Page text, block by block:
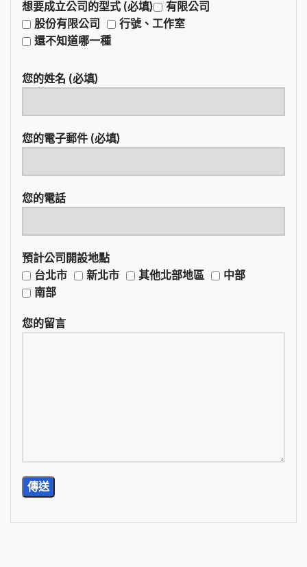
想要成立公司的型式 (必填)
有限公司
股份有限公司
行號、工作室
還不知道哪一種
您的姓名 (必填)
您的電子郵件 (必填)
您的電話
預計公司開設地點
台北市
新北市 其他北部地區
中部
南部
您的留言